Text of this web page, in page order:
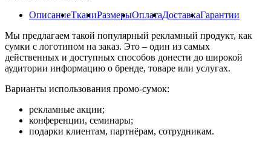
ОписаниеТканиРазмерыОплатаДоставкаГарантии
Мы предлагаем такой популярный рекламный продукт, как
сумки с логотипом на заказ. Это – один из самых
действенных и доступных способов донести до широкой
аудитории информацию о бренде, товаре или услугах.
Варианты использования промо-сумок:
рекламные акции;
конференции, семинары;
подарки клиентам, партнёрам, сотрудникам.